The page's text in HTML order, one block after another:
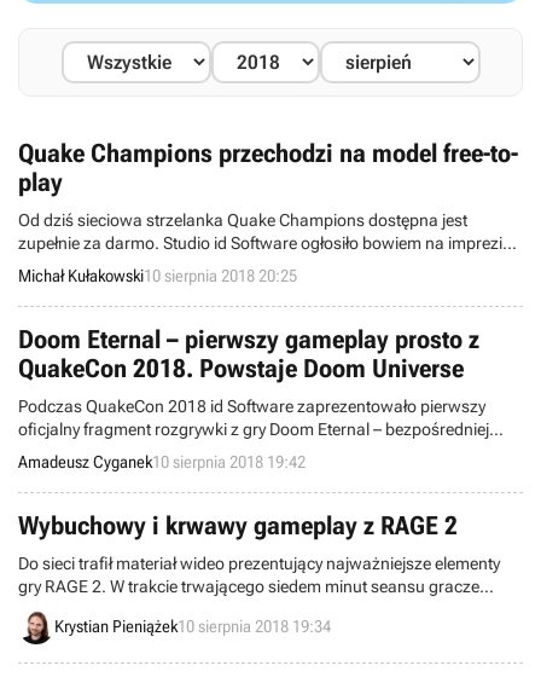
Quake Champions przechodzi na model free-to-
play
Od dziś sieciowa strzelanka Quake Champions dostępna jest
zupełnie za darmo. Studio id Software ogłosiło bowiem na imprezie
QuakeCon 2018, że gra przechodzi kompletnie na model zabawy
free-to-play.
Michał Kułakowski10 sierpnia 2018 20:25
Doom Eternal – pierwszy gameplay prosto z
QuakeCon 2018. Powstaje Doom Universe
Podczas QuakeCon 2018 id Software zaprezentowało pierwszy
oficjalny fragment rozgrywki z gry Doom Eternal – bezpośredniej
kontynuacji Dooma z 2016 roku.
Amadeusz Cyganek10 sierpnia 2018 19:42
Wybuchowy i krwawy gameplay z RAGE 2
Do sieci trafił materiał wideo prezentujący najważniejsze elementy
gry RAGE 2. W trakcie trwającego siedem minut seansu gracze
mogą zobaczyć zróżnicowany świat gry, postapokaliptyczne
pojazdy oraz mocarny arsenał, jaki zostanie oddany do ich
Krystian Pieniążek10 sierpnia 2018 19:34